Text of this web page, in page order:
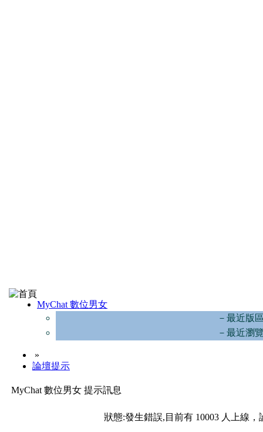
MyChat 數位男女
－最近版
－最近瀏
»
論壇提示
MyChat 數位男女 提示訊息
狀態:發生錯誤,目前有 10003 人上線